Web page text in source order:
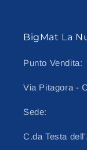
BigMat La
Punto Vendita:
Via Pitagora -
Sede:
C.da Testa